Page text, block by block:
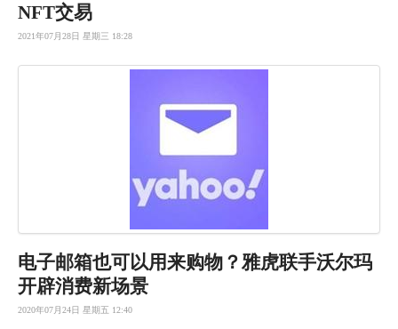
NFT交易
2021年07月28日 星期三 18:28
电子邮箱也可以用来购物？雅虎联手沃尔玛
开辟消费新场景
2020年07月24日 星期五 12:40